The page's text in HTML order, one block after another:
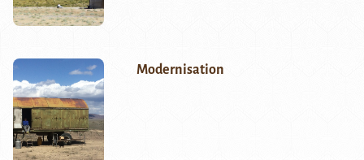
Modernisation